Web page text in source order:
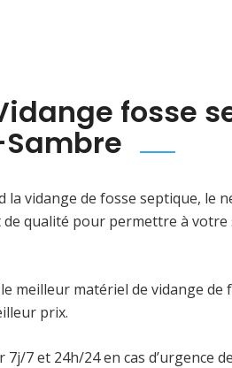
fosse
vidange de fosse septique, le
qualité pour permettre à
meilleur matériel de vidange de
prix.
7 et 24h/24 en cas d’urgence